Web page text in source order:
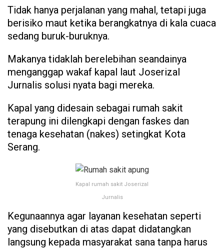
Tidak hanya perjalanan yang mahal, tetapi juga
berisiko maut ketika berangkatnya di kala cuaca
sedang buruk-buruknya.
Makanya tidaklah berelebihan seandainya
menganggap wakaf kapal laut Joserizal
Jurnalis solusi nyata bagi mereka.
Kapal yang didesain sebagai rumah sakit
terapung ini dilengkapi dengan faskes dan
tenaga kesehatan (nakes) setingkat Kota
Serang.
Kapal rumah sakit Joserizal
Jurnalis
Kegunaannya agar layanan kesehatan seperti
yang disebutkan di atas dapat didatangkan
langsung kepada masyarakat sana tanpa harus